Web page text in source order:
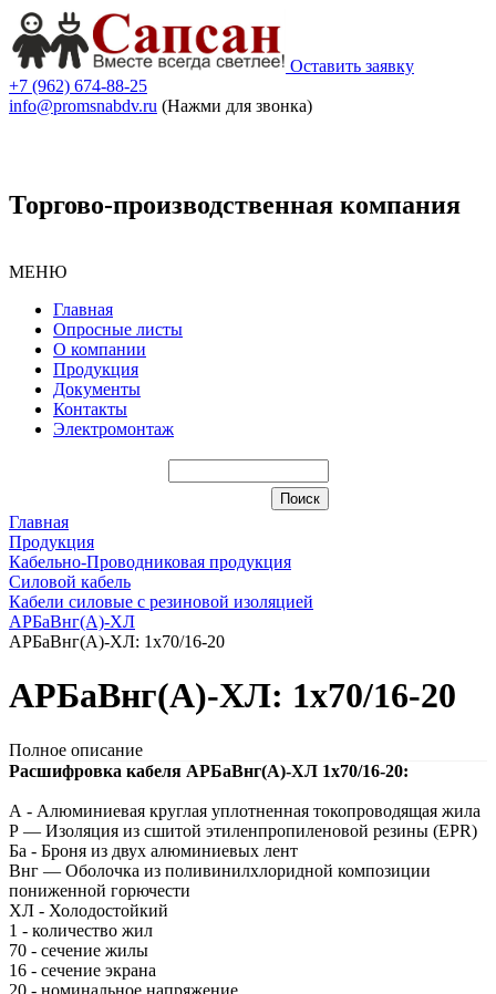
Оставить заявку
+7 (962) 674-88-25
info@promsnabdv.ru (Нажми для звонка)
Торгово-производственная компания
МЕНЮ
Главная
Опросные листы
О компании
Продукция
Документы
Контакты
Электромонтаж
Главная
Продукция
Кабельно-Проводниковая продукция
Силовой кабель
Кабели силовые с резиновой изоляцией
АРБаВнг(A)-ХЛ
АРБаВнг(A)-ХЛ: 1х70/16-20
АРБаВнг(A)-ХЛ: 1х70/16-20
Полное описание
Расшифровка кабеля АРБаВнг(A)-ХЛ 1х70/16-20:
А - Алюминиевая круглая уплотненная токопроводящая жила
Р — Изоляция из сшитой этиленпропиленовой резины (EPR)
Ба - Броня из двух алюминиевых лент
Внг — Оболочка из поливинилхлоридной композиции
пониженной горючести
ХЛ - Холодостойкий
1 - количество жил
70 - сечение жилы
16 - сечение экрана
20 - номинальное напряжение